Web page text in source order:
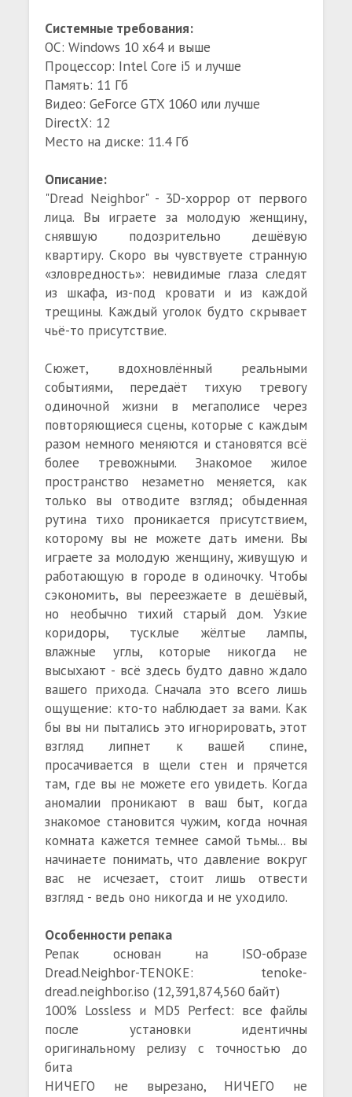
Системные требования:
ОС: Windows 10 x64 и выше
Процессор: Intel Core i5 и лучше
Память: 11 Гб
Видео: GeForce GTX 1060 или лучше
DirectX: 12
Место на диске: 11.4 Гб
Описание:
"Dread Neighbor" - 3D-хоррор от первого
лица. Вы играете за молодую женщину,
снявшую подозрительно дешёвую
квартиру. Скоро вы чувствуете странную
«зловредность»: невидимые глаза следят
из шкафа, из-под кровати и из каждой
трещины. Каждый уголок будто скрывает
чьё-то присутствие.
Сюжет, вдохновлённый реальными
событиями, передаёт тихую тревогу
одиночной жизни в мегаполисе через
повторяющиеся сцены, которые с каждым
разом немного меняются и становятся всё
более тревожными. Знакомое жилое
пространство незаметно меняется, как
только вы отводите взгляд; обыденная
рутина тихо проникается присутствием,
которому вы не можете дать имени. Вы
играете за молодую женщину, живущую и
работающую в городе в одиночку. Чтобы
сэкономить, вы переезжаете в дешёвый,
но необычно тихий старый дом. Узкие
коридоры, тусклые жёлтые лампы,
влажные углы, которые никогда не
высыхают - всё здесь будто давно ждало
вашего прихода. Сначала это всего лишь
ощущение: кто-то наблюдает за вами. Как
бы вы ни пытались это игнорировать, этот
взгляд липнет к вашей спине,
просачивается в щели стен и прячется
там, где вы не можете его увидеть. Когда
аномалии проникают в ваш быт, когда
знакомое становится чужим, когда ночная
комната кажется темнее самой тьмы... вы
начинаете понимать, что давление вокруг
вас не исчезает, стоит лишь отвести
взгляд - ведь оно никогда и не уходило.
Особенности репака
Репак основан на ISO-образе
Dread.Neighbor-TENOKE: tenoke-
dread.neighbor.iso (12,391,874,560 байт)
100% Lossless и MD5 Perfect: все файлы
после установки идентичны
оригинальному релизу с точностью до
бита
НИЧЕГО не вырезано, НИЧЕГО не